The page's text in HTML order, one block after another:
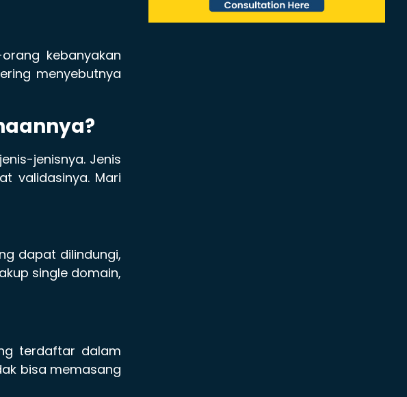
kebanyakan
menyebutnya
jenisnya. Jenis
validasinya. Mari
dapat dilindungi,
single domain,
terdaftar dalam
bisa memasang